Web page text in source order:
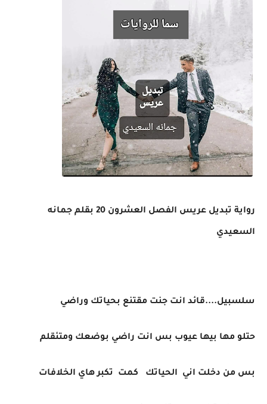
رواية تبديل عريس الفصل العشرون 20 بقلم جمانه
السعيدي
سلسبيل....قائد انت جنت مقتنع بحياتك وراضي
حتلو مها بيها عيوب بس انت راضي بوضعك ومتئقلم
بس من دخلت اني الحياتك كمت تكبر هاي الخلافات